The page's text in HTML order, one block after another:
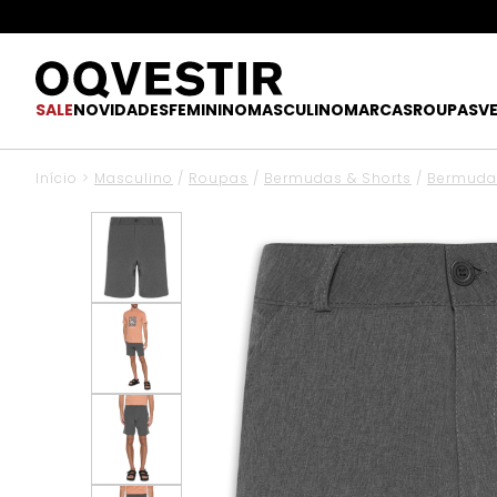
SALENOVIDADESFEMININOMASCULINOMARCASROUPAS
Início > Masculino / Roupas / Bermudas & Shorts /